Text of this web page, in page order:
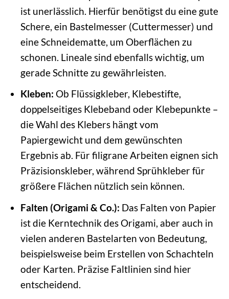
ist unerlässlich. Hierfür benötigst du eine gute
Schere, ein Bastelmesser (Cuttermesser) und
eine Schneidematte, um Oberflächen zu
schonen. Lineale sind ebenfalls wichtig, um
gerade Schnitte zu gewährleisten.
Kleben: Ob Flüssigkleber, Klebestifte,
doppelseitiges Klebeband oder Klebepunkte –
die Wahl des Klebers hängt vom
Papiergewicht und dem gewünschten
Ergebnis ab. Für filigrane Arbeiten eignen sich
Präzisionskleber, während Sprühkleber für
größere Flächen nützlich sein können.
Falten (Origami & Co.): Das Falten von Papier
ist die Kerntechnik des Origami, aber auch in
vielen anderen Bastelarten von Bedeutung,
beispielsweise beim Erstellen von Schachteln
oder Karten. Präzise Faltlinien sind hier
entscheidend.